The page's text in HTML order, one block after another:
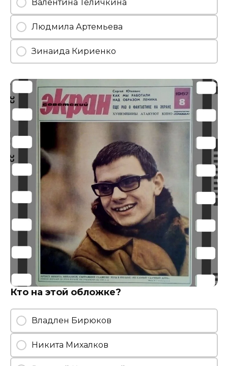
Валентина Теличкина
Людмила Артемьева
Зинаида Кириенко
Кто на этой обложке?
Владлен Бирюков
Никита Михалков